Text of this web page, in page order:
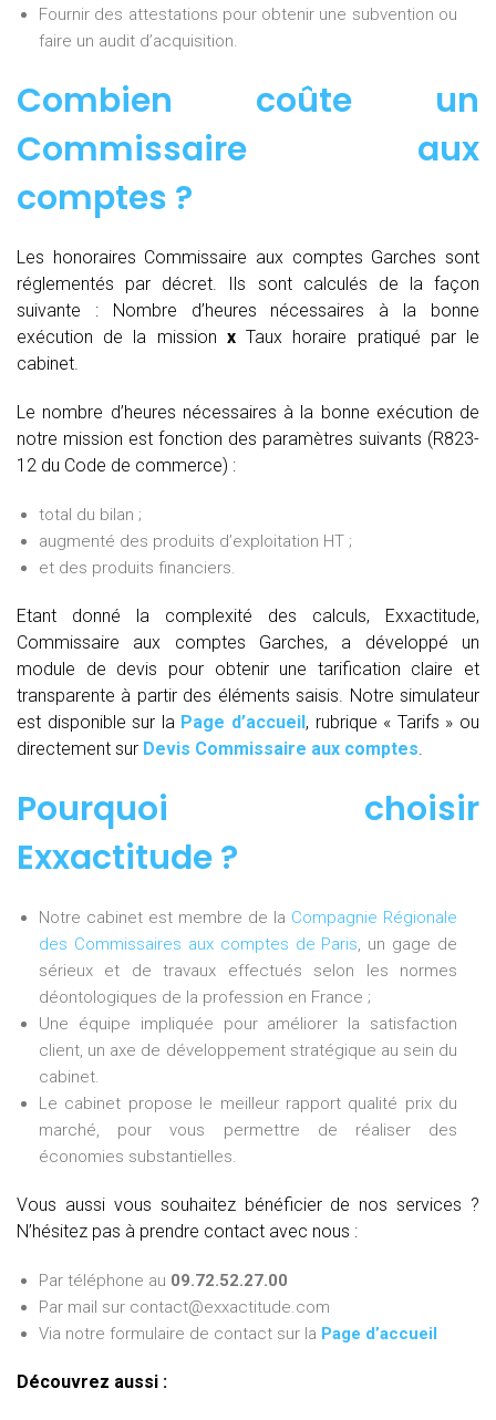
Fournir des attestations pour obtenir une subvention ou
faire un audit d’acquisition.
Combien coûte un
Commissaire aux
comptes ?
Les honoraires Commissaire aux comptes Garches sont
réglementés par décret. Ils sont calculés de la façon
suivante :
Nombre d’heures nécessaires à la bonne
exécution de la mission xTaux horaire pratiqué par le
cabinet.
Le nombre d’heures nécessaires à la bonne exécution de
notre mission est fonction des paramètres suivants (R823-
12 du Code de commerce) :
total du bilan ;
augmenté des produits d’exploitation HT ;
et des produits financiers.
Etant donné la complexité des calculs, Exxactitude,
Commissaire aux comptes Garches, a développé un
module de devis pour obtenir une tarification claire et
transparente à partir des éléments saisis. Notre simulateur
est disponible sur la Page d’accueil, rubrique « Tarifs » ou
directement sur Devis Commissaire aux comptes.
Pourquoi choisir
Exxactitude ?
Notre cabinet est membre de la Compagnie Régionale
des Commissaires aux comptes de Paris, un gage de
sérieux et de travaux effectués selon les normes
déontologiques de la profession en France ;
Une équipe impliquée pour améliorer la satisfaction
client, un axe de développement stratégique au sein du
cabinet.
Le cabinet propose le meilleur rapport qualité prix du
marché, pour vous permettre de réaliser des
économies substantielles.
Vous aussi vous souhaitez bénéficier de nos services ?
N’hésitez pas à prendre contact avec nous :
Par téléphone au 09.72.52.27.00
Par mail sur contact@exxactitude.com
Via notre formulaire de contact sur la Page d’accueil
Découvrez aussi :